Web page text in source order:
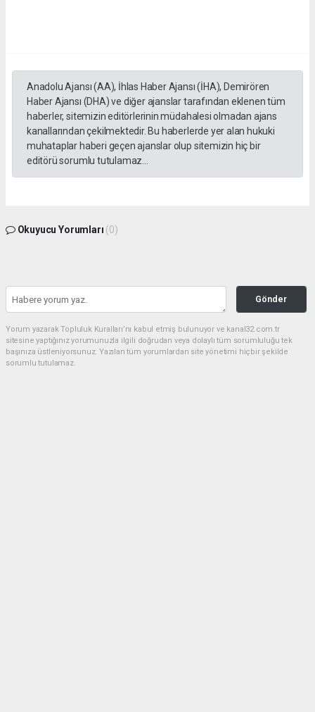
Anadolu Ajansı (AA), İhlas Haber Ajansı (İHA), Demirören
Haber Ajansı (DHA) ve diğer ajanslar tarafından eklenen tüm
haberler, sitemizin editörlerinin müdahalesi olmadan ajans
kanallarından çekilmektedir. Bu haberlerde yer alan hukuki
muhataplar haberi geçen ajanslar olup sitemizin hiç bir
editörü sorumlu tutulamaz...
Okuyucu Yorumları (0)
Gönder
Yorum yazarak Topluluk Kuralları’nı kabul etmiş bulunuyor ve kanal32.com.tr
sitesine yaptığınız yorumunuzla ilgili doğrudan veya dolaylı tüm sorumluluğu tek
başınıza üstleniyorsunuz. Yazılan tüm yorumlardan site yönetimi hiçbir şekilde
sorumlu tutulamaz.